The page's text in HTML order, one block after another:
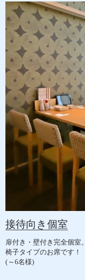
接待向き個室
扉付き・壁付き完全個室。
椅子タイプのお席です！
(～6名様)